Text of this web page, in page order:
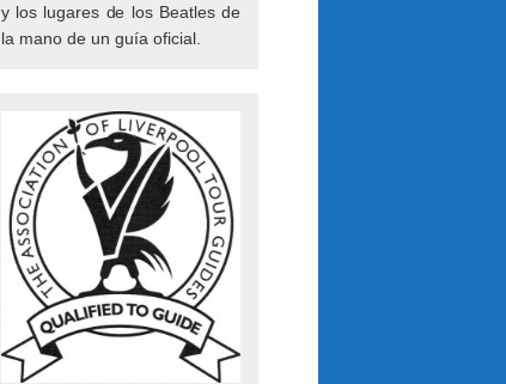
y los lugares de los Beatles de
la mano de un guía oficial.